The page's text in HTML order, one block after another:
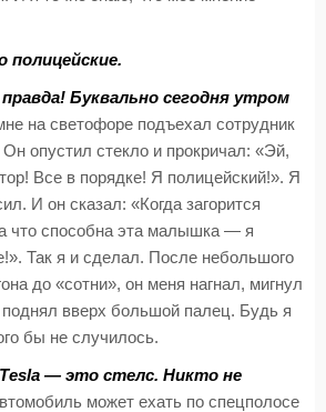
полицейские.
Буквально сегодня утром
на светофоре подъехал сотрудник
опустил стекло и прокричал: «Эй,
Все в порядке! Я полицейский!». Я
И он сказал: «Когда загорится
что способна эта малышка — я
Так я и сделал. После небольшого
до «сотни», он меня нагнал, мигнул
поднял вверх большой палец. Будь я
бы не случилось.
— это стелс. Никто не
может ехать по спецполосе